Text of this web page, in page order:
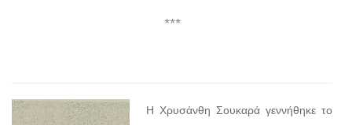
***
H Χρυσάνθη Σουκαρά γεννήθηκε το